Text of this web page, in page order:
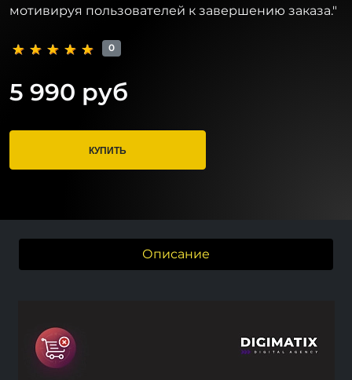
мотивируя пользователей к завершению заказа."
0
5 990 руб
КУПИТЬ
Описание